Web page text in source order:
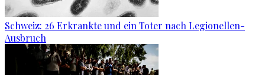
Schweiz: 26 Erkrankte und ein Toter nach Legionellen-
Ausbruch